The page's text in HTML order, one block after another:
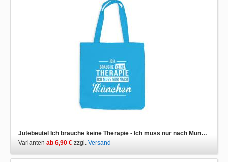
Jutebeutel Ich brauche keine Therapie - Ich muss nur nach München
Varianten ab 6,90 € zzgl. Versand